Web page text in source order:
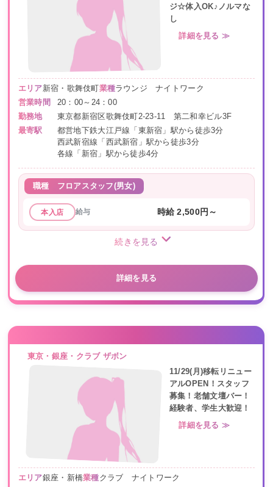
ジ☆体入OK♪ノルマな
し
詳細を見る ≫
エリア新宿・歌舞伎町 業種ラウンジ ナイトワーク
営業時間
20：00～24：00
勤務地
東京都新宿区歌舞伎町2-23-11 第二和幸ビル3F
最寄駅
都営地下鉄大江戸線「東新宿」駅から徒歩3分
西武新宿線「西武新宿」駅から徒歩3分
各線「新宿」駅から徒歩4分
職種 フロアスタッフ(男女)
本入店 給与 時給 2,500円～
続きを見る
詳細を見る
東京・銀座・クラブ ザボン
11/29(月)移転リニュー
アルOPEN！スタッフ
募集！老舗文壇バー！
経験者、学生大歓迎！
詳細を見る ≫
エリア銀座・新橋業種クラブ ナイトワーク